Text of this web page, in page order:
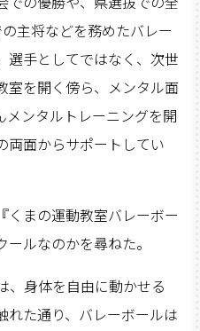
主将などを務めたバレー
選手としてではなく、次世
室を開く傍ら、メンタル面
メンタルトレーニングを開
両面からサポートしてい
くまの運動教室バレーボー
ルなのかを尋ねた。
、身体を自由に動かせる
れた通り、バレーボールは